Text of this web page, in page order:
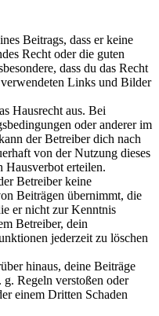
Beitrags, dass er keine
Recht oder die guten
dass du das Recht
Links und Bilder
Hausrecht aus. Bei
oder anderer im
der Betreiber dich nach
von der Nutzung dieses
Hausverbot erteilen.
Betreiber keine
Beiträgen übernimmt, die
er nicht zur Kenntnis
Betreiber, dein
jederzeit zu löschen
hinaus, deine Beiträge
g. Regeln verstoßen oder
einem Dritten Schaden